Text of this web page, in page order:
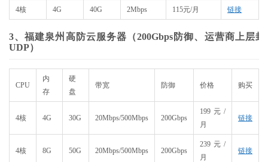
4核 4G 40G 2Mbps 115元/月 链接
3、福建泉州高防云服务器（200Gbps防御、运营商上层封
UDP）
CPU
内
存
硬
盘
带宽 防御 价格 购买
4核 4G 30G 20Mbps/500Mbps 200Gbps
199元/
月
链接
4核 8G 50G 20Mbps/500Mbps 200Gbps
239元/
月
链接